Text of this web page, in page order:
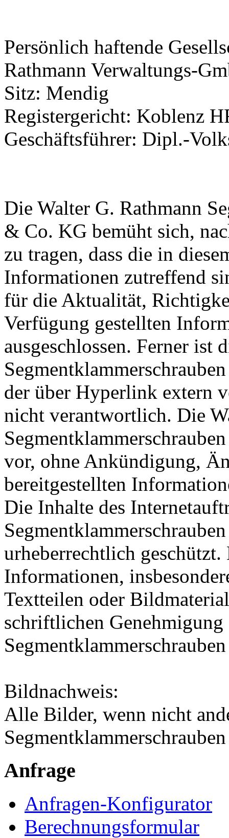
Persönlich haftende
Rathmann Verwaltungs-
Sitz: Mendig
Registergericht: Koblenz
Geschäftsführer: Dipl.-
Die Walter G. Rathmann
& Co. KG bemüht sich,
zu tragen, dass die in
Informationen zutreffend
für die Aktualität,
Verfügung gestellten
ausgeschlossen. Ferner ist
der über Hyperlink extern
nicht verantwortlich. Die
vor, ohne Ankündigung,
bereitgestellten
Die Inhalte des
urheberrechtlich
Informationen,
Textteilen oder
schriftlichen
Bildnachweis:
Alle Bilder, wenn nicht
Anfrage
Anfragen-Konfigurator
Berechnungsformular